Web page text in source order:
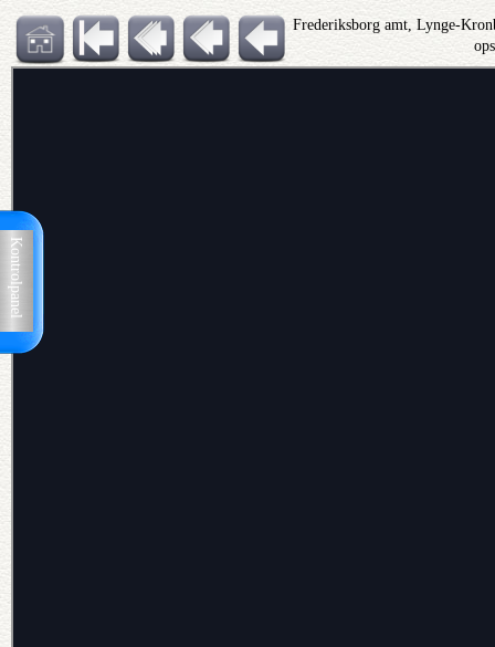
Kontrolpanel
Frederiksborg amt, Lynge-